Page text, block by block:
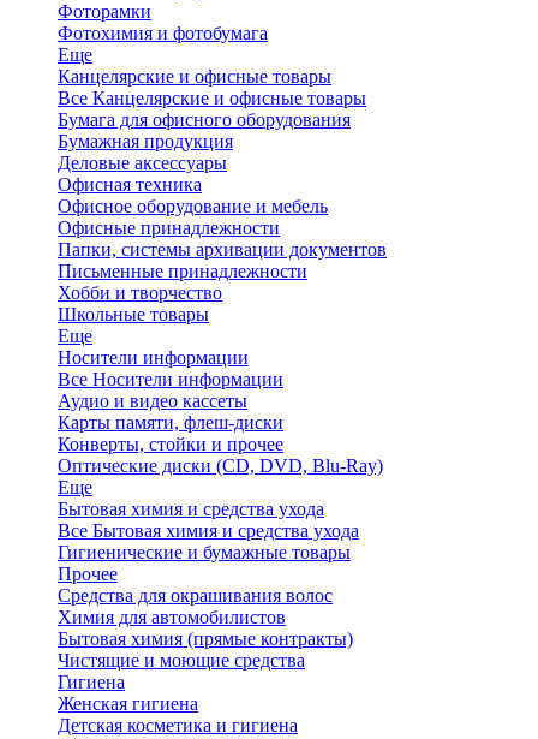
Фоторамки
Фотохимия и фотобумага
Еще
Канцелярские и офисные товары
Все Канцелярские и офисные товары
Бумага для офисного оборудования
Бумажная продукция
Деловые аксессуары
Офисная техника
Офисное оборудование и мебель
Офисные принадлежности
Папки, системы архивации документов
Письменные принадлежности
Хобби и творчество
Школьные товары
Еще
Носители информации
Все Носители информации
Аудио и видео кассеты
Карты памяти, флеш-диски
Конверты, стойки и прочее
Оптические диски (CD, DVD, Blu-Ray)
Еще
Бытовая химия и средства ухода
Все Бытовая химия и средства ухода
Гигиенические и бумажные товары
Прочее
Средства для окрашивания волос
Химия для автомобилистов
Бытовая химия (прямые контракты)
Чистящие и моющие средства
Гигиена
Женская гигиена
Детская косметика и гигиена